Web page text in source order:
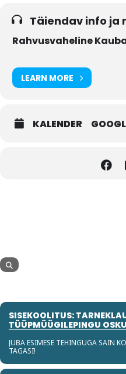
Täiendav info ja
Rahvusvaheline
LEARN MORE
KALENDER
SISEKOOLITUS:
TÜÜPMÜÜGILEPINGU
JUBA ESIMESE TEHINGUGA SAIN
TAGASI!